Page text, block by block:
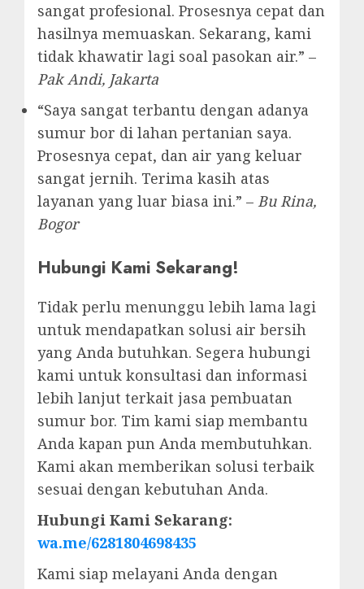
sangat profesional. Prosesnya cepat dan
hasilnya memuaskan. Sekarang, kami
tidak khawatir lagi soal pasokan air.” –
Pak Andi, Jakarta
“Saya sangat terbantu dengan adanya
sumur bor di lahan pertanian saya.
Prosesnya cepat, dan air yang keluar
sangat jernih. Terima kasih atas
layanan yang luar biasa ini.” – Bu Rina,
Bogor
Hubungi Kami Sekarang!
Tidak perlu menunggu lebih lama lagi
untuk mendapatkan solusi air bersih
yang Anda butuhkan. Segera hubungi
kami untuk konsultasi dan informasi
lebih lanjut terkait jasa pembuatan
sumur bor. Tim kami siap membantu
Anda kapan pun Anda membutuhkan.
Kami akan memberikan solusi terbaik
sesuai dengan kebutuhan Anda.
Hubungi Kami Sekarang:
wa.me/6281804698435
Kami siap melayani Anda dengan